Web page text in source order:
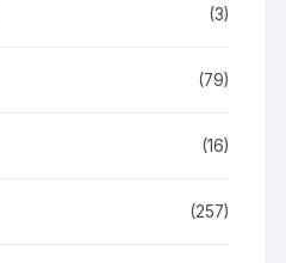
(3)
(79)
(16)
(257)